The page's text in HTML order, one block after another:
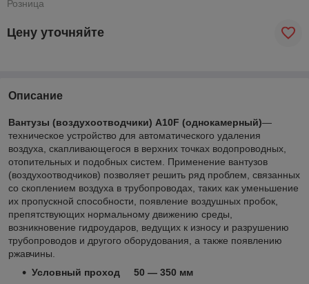
Розница
Цену уточняйте
Описание
Вантузы (воздухоотводчики) A10F (однокамерный)—
техническое устройство для автоматического удаления
воздуха, скапливающегося в верхних точках водопроводных,
отопительных и подобных систем. Применение вантузов
(воздухоотводчиков) позволяет решить ряд проблем, связанных
со скоплением воздуха в трубопроводах, таких как уменьшение
их пропускной способности, появление воздушных пробок,
препятствующих нормальному движению среды,
возникновение гидроударов, ведущих к износу и разрушению
трубопроводов и другого оборудования, а также появлению
ржавчины.
Условный проход 50 ― 350 мм